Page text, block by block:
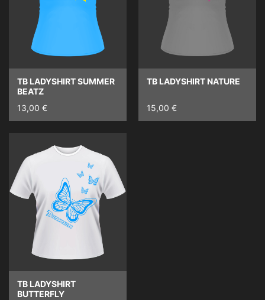
TB LADYSHIRT SUMMER
BEATZ
13,00 €
TB LADYSHIRT NATURE
15,00 €
TB LADYSHIRT
BUTTERFLY